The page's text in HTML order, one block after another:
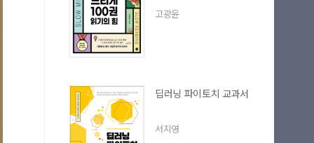
고광윤
딥러닝 파이토치 교과서
서지영